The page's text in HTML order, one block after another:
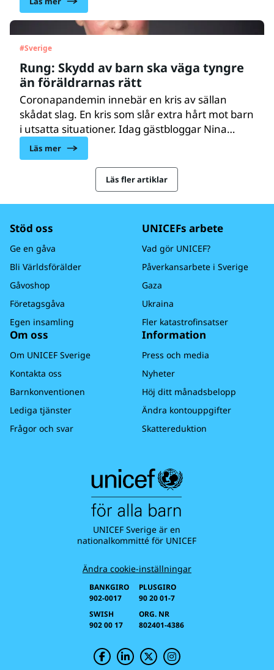
steg för att stärka barns rättigheter och göra
fler former av våld mot barn straffbara.
#Sverige
Rung: Skydd av barn ska väga tyngre
än föräldrarnas rätt
Coronapandemin innebär en kris av sällan
skådat slag. En kris som slår extra hårt mot barn
i utsatta situationer. Idag gästbloggar Nina
Rung, kriminolog och grundare av ideella
föreningen Huskurage, om hur vi ska
garantera barns skydd framför
föräldrarnas rätt.
Läs mer
Läs fler artiklar
Stöd oss
Ge en gåva
Bli Världsförälder
Gåvoshop
Företagsgåva
Egen insamling
UNICEFs arbete
Vad gör UNICEF?
Påverkansarbete i Sverige
Gaza
Ukraina
Fler katastrofinsatser
Om oss
Om UNICEF Sverige
Kontakta oss
Barnkonventionen
Lediga tjänster
Frågor och svar
Information
Press och media
Nyheter
Höj ditt månadsbelopp
Ändra kontouppgifter
Skattereduktion
UNICEF Sverige är en
nationalkommitté för UNICEF
Ändra cookie-inställningar
BANKGIRO
902-0017
SWISH
902 00 17
PLUSGIRO
90 20 01-7
ORG. NR
802401-4386